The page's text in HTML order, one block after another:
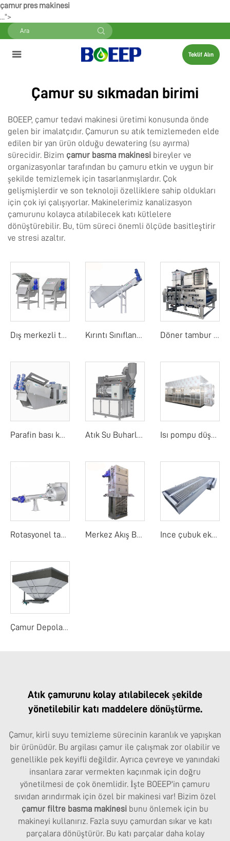
çamur pres makinesi
...">
Teklif Alın
Çamur su sıkmadan birimi
BOEEP, çamur tedavi makinesi üretimi konusunda önde
gelen bir imalatçıdır. Çamurun su atık temizlemeden elde
edilen bir yan ürün olduğu dewatering (su ayırma)
sürecidir. Bizim çamur basma makinesi bireyler ve
organizasyonlar tarafından bu çamuru etkin ve uygun bir
şekilde temizlemek için tasarlanmışlardır. Çok
gelişmişlerdir ve son teknoloji özelliklere sahip oldukları
için çok iyi çalışıyorlar. Makinelerimiz kanalizasyon
çamurunu kolayca atılabilecek katı kütlelere
dönüştürebilir. Bu, tüm süreci önemli ölçüde basitleştirir
ve stresi azaltır.
Dış merkezli tambur ekranı Kırıntı Sınıflandırıcı Döner tambur bant filtre basıncı
Parafin bası kurutucu Atık Su Buharlaştırıcı Isı pompu düşük sıcaklık bant kurutma makinesi
Rotasyonel tambur detay ekranı Merkez Akış Bant Ekranı Ince çubuk ekranı
Çamur Depolama Yuvası
Atık çamurunu kolay atılabilecek şekilde
yönetilebilir katı maddelere dönüştürme.
Çamur, kirli suyu temizleme sürecinin karanlık ve yapışkan
bir ürünüdür. Bu argilası çamur ile çalışmak zor olabilir ve
genellikle pek keyifli değildir. Ayrıca çevreye ve yanındaki
insanlara zarar vermekten kaçınmak için doğru
yönetilmesi de çok önemlidir. İşte BOEEP'in çamuru
sıvıdan arındırmak için özel bir makinesi var! Bizim özel
çamur filtre basma makinesi bunu önlemek için bu
makineyi kullanırız. Fazla suyu çamurdan sıkar ve katı
parçalara dönüştürür. Bu katı parçalar daha kolay